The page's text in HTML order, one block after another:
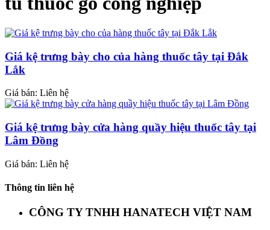
Giá kệ trưng bày cho của hàng thuốc tây tại Đắk
Lắk
Giá bán: Liên hệ
Giá kệ trưng bày cửa hàng quầy hiệu thuốc tây tại
Lâm Đồng
Giá bán: Liên hệ
Thông tin liên hệ
CÔNG TY TNHH HANATECH VIỆT NAM